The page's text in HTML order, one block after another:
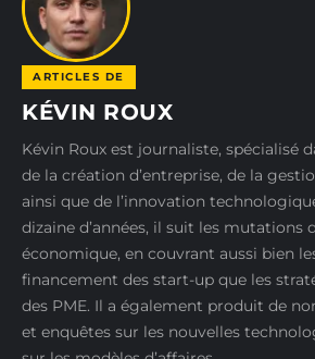
ARTICLES DE
KÉVIN ROUX
Kévin Roux est journaliste, spécialisé
de la création d’entreprise, de la
ainsi que de l’innovation
dizaine d’années, il suit les mutations
économique, en couvrant aussi bien
financement des start-up que les
des PME. Il a également produit de
et enquêtes sur les nouvelles